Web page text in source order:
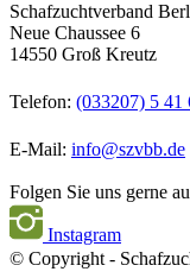
Schafzuchtverband
Neue Chaussee 6
14550 Groß Kreutz
Telefon: (033207) 5 41
E-Mail: info@szvbb.de
Folgen Sie uns gerne
Instagram
© Copyright -